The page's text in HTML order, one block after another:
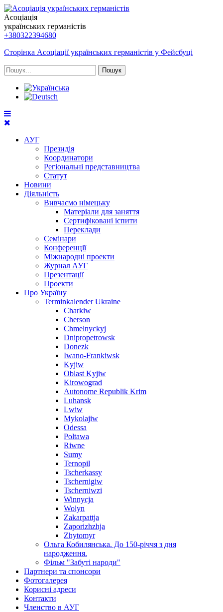
Асоціація
українських германістів
+380322394680
Сторінка Асоціації українських германістів у Фейсбуці
Пошук
АУГ
Президія
Координатори
Регіональні представництва
Статут
Новини
Діяльність
Вивчаємо німецьку
Матеріали для заняття
Сертифіковані іспити
Переклади
Семінари
Конференції
Міжнародні проекти
Журнал АУГ
Презентації
Проекти
Про Україну
Terminkalender Ukraine
Charkiw
Cherson
Chmelnyckyj
Dnipropetrowsk
Donezk
Iwano-Frankiwsk
Kyjiw
Oblast Kyjiw
Kirowograd
Autonome Republik Krim
Luhansk
Lwiw
Mykolajiw
Odessa
Poltawa
Riwne
Sumy
Ternopil
Tscherkassy
Tschernigiw
Tscherniwzi
Winnycja
Wolyn
Zakarpattja
Zaporizhzhja
Zhytomyr
Ольга Кобилянська. До 150-річчя з дня
народження.
Фільм "Забуті народи"
Партнери та спонсори
Фотогалерея
Корисні адреси
Контакти
Членство в АУГ